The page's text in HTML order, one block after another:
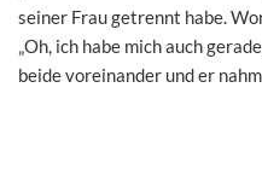
seiner Frau getrennt habe.
„Oh, ich habe mich auch
beide voreinander und er